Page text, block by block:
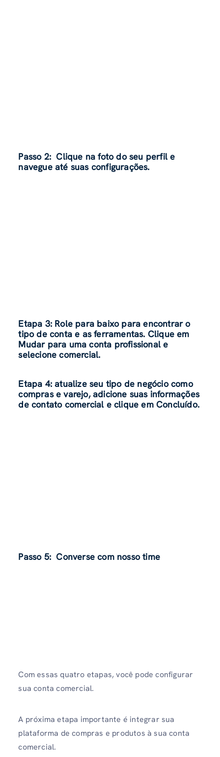
Passo 2: Clique na foto do seu perfil e
navegue até suas configurações.
Etapa 3: Role para baixo para encontrar o
tipo de conta e as ferramentas. Clique em
Mudar para uma conta profissional e
selecione comercial.
Etapa 4: atualize seu tipo de negócio como
compras e varejo, adicione suas informações
de contato comercial e clique em Concluído.
Passo 5: Converse com nosso time
Com essas quatro etapas, você pode configurar
sua conta comercial.
A próxima etapa importante é integrar sua
plataforma de compras e produtos à sua conta
comercial.